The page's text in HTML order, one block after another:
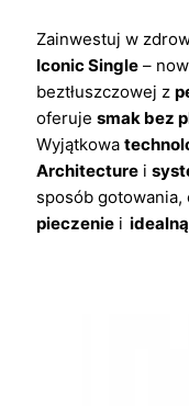
Zainwestuj w
Iconic Single –
beztłuszczowej z
oferuje smak bez
Wyjątkowa
Architecture i
sposób gotowania,
pieczenie i